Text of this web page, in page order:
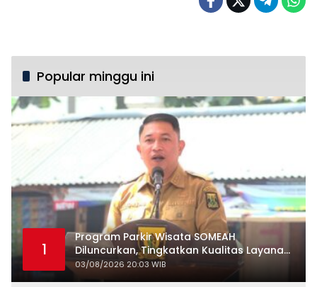
Popular minggu ini
1
Program Parkir Wisata SOMEAH
Diluncurkan, Tingkatkan Kualitas Layanan
Kepariwisataan
03/08/2026 20:03 WIB